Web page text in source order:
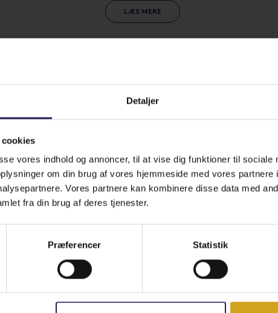
Detaljer
vores indhold og annoncer, til at vise dig funktioner til sociale
om din brug af vores hjemmeside med vores partnere
Vores partnere kan kombinere disse data med
fra din brug af deres tjenester.
Præferencer Statistik
LÆS MERE
ANDRE NYHEDER